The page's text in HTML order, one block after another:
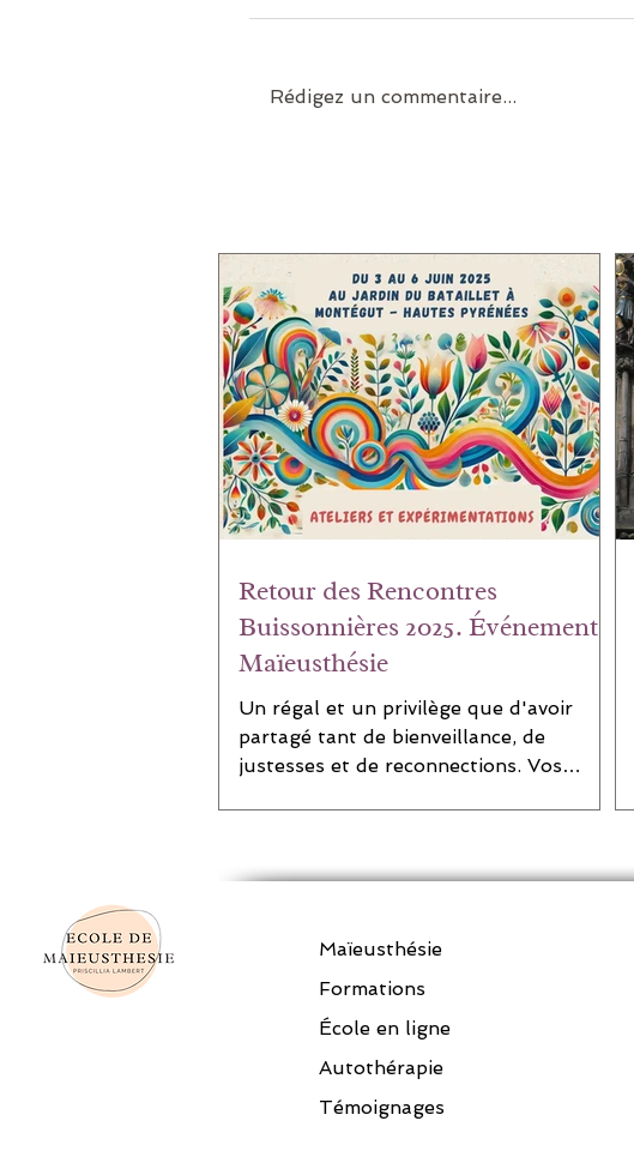
Rédigez un commentaire...
Retour des Rencontres
Buissonnières 2025. Événement
Maïeusthésie
Un régal et un privilège que d'avoir
partagé tant de bienveillance, de
justesses et de reconnections. Vos
Maïeusthésie
Formations
École en ligne
Autothérapie
Témoignages